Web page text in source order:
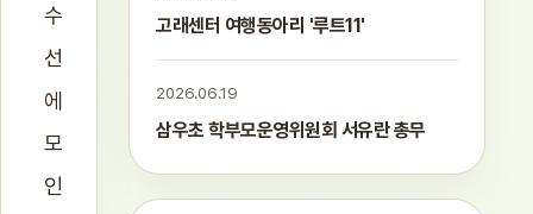
수
선
에
모
인
고래센터 여행동아리 '루트11'
2026.06.19
삼우초 학부모운영위원회 서유란 총무